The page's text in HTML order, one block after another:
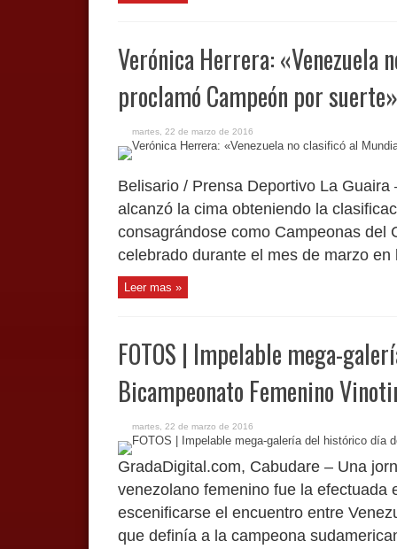
Verónica Herrera: «Venezuela
proclamó Campeón por suerte»
martes, 22 de marzo de 2016
Belisario / Prensa Deportivo La
alcanzó la cima obteniendo la
consagrándose como Campeonas del
celebrado durante el mes de marzo en
Leer mas »
FOTOS | Impelable mega-
Bicampeonato Femenino
martes, 22 de marzo de 2016
GradaDigital.com, Cabudare – Una
venezolano femenino fue la efectuada
escenificarse el encuentro entre
que definía a la campeona